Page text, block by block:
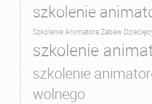
szkolenie
Szkolenie Animatora Zabaw
szkolenie
szkolenie
wolnego